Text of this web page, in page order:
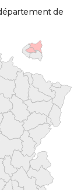
de